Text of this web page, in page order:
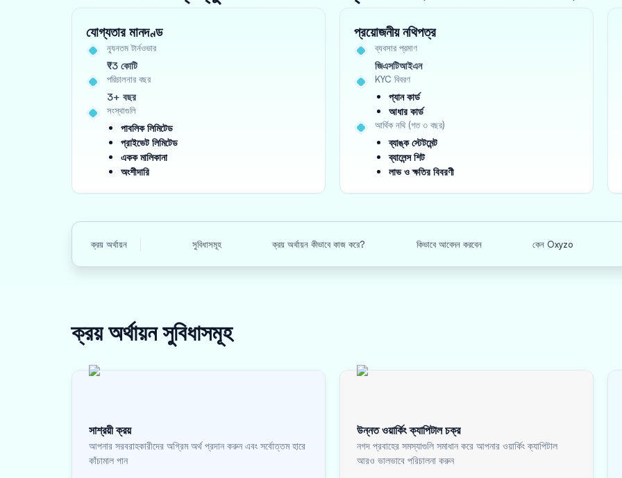
যোগ্যতার মানদণ্ড
ন্যূনতম টার্নওভার
₹3 কোটি
পরিচালনার বছর
3+ বছর
সংস্থাগুলি
পাবলিক লিমিটেড
প্রাইভেট লিমিটেড
একক মালিকানা
অংশীদারি
প্রয়োজনীয় নথিপত্র
ব্যবসার প্রমাণ
জিএসটিআইএন
KYC বিবরণ
প্যান কার্ড
আধার কার্ড
আর্থিক নথি (গত ৩ বছর)
ব্যাঙ্ক স্টেটমেন্ট
ব্যালেন্স শিট
লাভ ও ক্ষতির বিবরণী
ক্রয় অর্থায়ন সুবিধাসমূহ ক্রয় অর্থায়ন কীভাবে কাজ করে? কিভাবে আবেদন করবেন কেন Oxyzo
ক্রয় অর্থায়নসুবিধাসমূহ
সাশ্রয়ী ক্রয়
আপনার সরবরাহকারীদের অগ্রিম অর্থ প্রদান করুন এবং সর্বোত্তম হারে
কাঁচামাল পান
উন্নত ওয়ার্কিং ক্যাপিটাল চক্র
নগদ প্রবাহের সমস্যাগুলি সমাধান করে আপনার ওয়ার্কিং ক্যাপিটাল
আরও ভালভাবে পরিচালনা করুন